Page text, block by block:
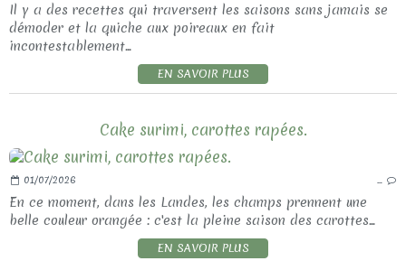
Il y a des recettes qui traversent les saisons sans jamais se
démoder et la quiche aux poireaux en fait
incontestablement...
EN SAVOIR PLUS
Cake surimi, carottes rapées.
01/07/2026 …
En ce moment, dans les Landes, les champs prennent une
belle couleur orangée : c'est la pleine saison des carottes...
EN SAVOIR PLUS